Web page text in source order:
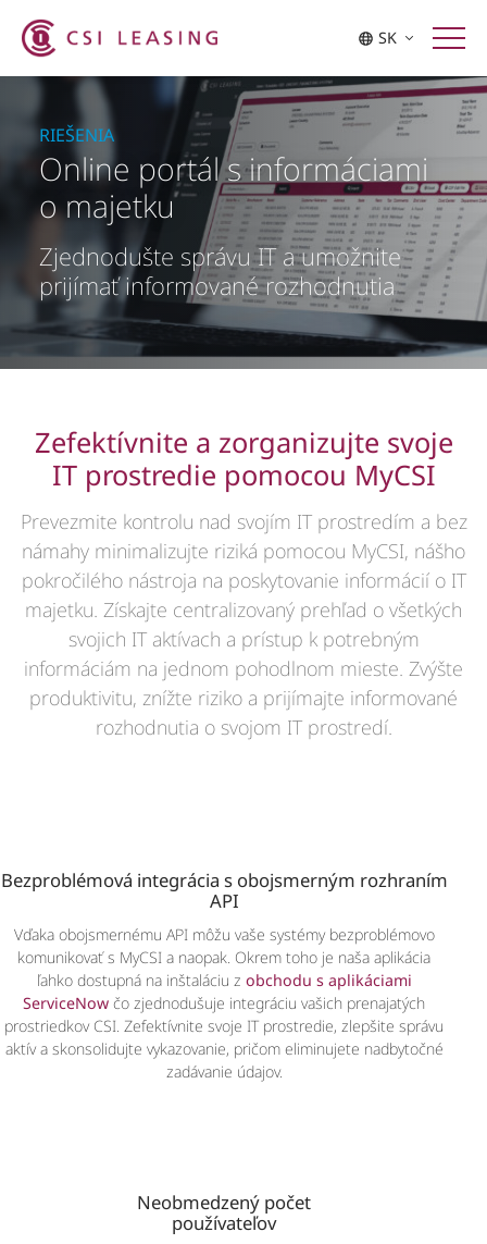
SK
RIEŠENIA
Online portál s informáciami
o majetku
Zjednodušte správu IT a umožnite
prijímať informované rozhodnutia
Zefektívnite a zorganizujte svoje
IT prostredie pomocou MyCSI
Prevezmite kontrolu nad svojím IT prostredím a bez
námahy minimalizujte riziká pomocou MyCSI, nášho
pokročilého nástroja na poskytovanie informácií o IT
majetku. Získajte centralizovaný prehľad o všetkých
svojich IT aktívach a prístup k potrebným
informáciám na jednom pohodlnom mieste. Zvýšte
produktivitu, znížte riziko a prijímajte informované
rozhodnutia o svojom IT prostredí.
Bezproblémová integrácia s obojsmerným rozhraním
API
Vďaka obojsmernému API môžu vaše systémy bezproblémovo
komunikovať s MyCSI a naopak. Okrem toho je naša aplikácia
ľahko dostupná na inštaláciu z obchodu s aplikáciami
ServiceNowčo zjednodušuje integráciu vašich prenajatých
prostriedkov CSI. Zefektívnite svoje IT prostredie, zlepšite správu
aktív a skonsolidujte vykazovanie, pričom eliminujete nadbytočné
zadávanie údajov.
Neobmedzený počet
používateľov